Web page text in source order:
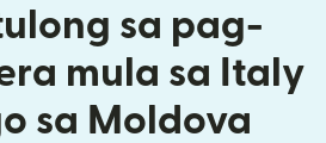
sa pag-
mula sa Italy
sa Moldova